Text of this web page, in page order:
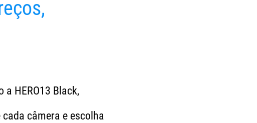
a HERO13 Black,
cada câmera e escolha